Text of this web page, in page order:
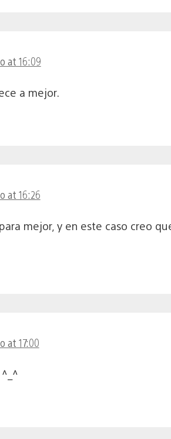
at 16:09
a mejor.
at 16:26
mejor, y en este caso creo
at 17:00